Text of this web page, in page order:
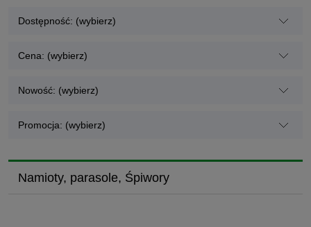
Dostępność: (wybierz)
Cena: (wybierz)
Nowość: (wybierz)
Promocja: (wybierz)
Namioty, parasole, Śpiwory